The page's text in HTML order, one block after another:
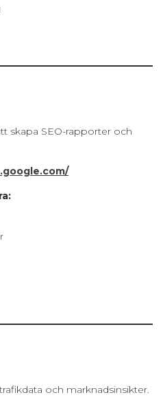
skapa SEO-rapporter och
och marknadsinsikter.